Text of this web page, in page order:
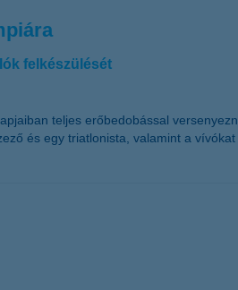
felkészülését
teljes erőbedobással
és egy triatlonista, valamint a